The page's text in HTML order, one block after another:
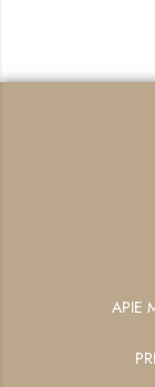
APIE